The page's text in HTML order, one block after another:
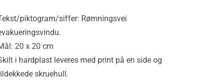
piktogram/siffer: Rømningsvei
20 x 20 cm
i hardplast leveres med print på en side og
skruehull.